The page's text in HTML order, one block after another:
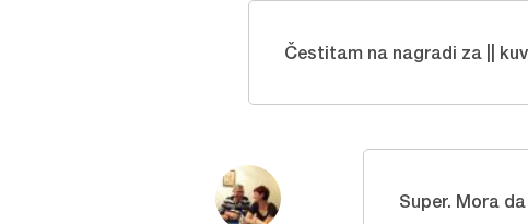
Čestitam na nagradi za ||
Super. Mora